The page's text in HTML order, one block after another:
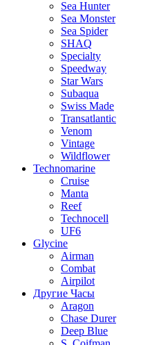
Sea Hunter
Sea Monster
Sea Spider
SHAQ
Specialty
Speedway
Star Wars
Subaqua
Swiss Made
Transatlantic
Venom
Vintage
Wildflower
Technomarine
Cruise
Manta
Reef
Technocell
UF6
Glycine
Airman
Combat
Airpilot
Другие Часы
Aragon
Chase Durer
Deep Blue